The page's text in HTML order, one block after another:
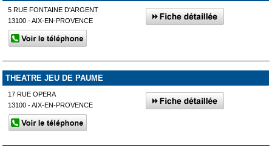
5 RUE FONTAINE D'ARGENT
13100 - AIX-EN-PROVENCE
THEATRE JEU DE PAUME
17 RUE OPERA
13100 - AIX-EN-PROVENCE